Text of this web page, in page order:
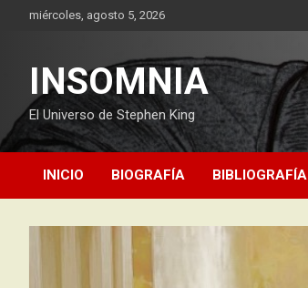
miércoles, agosto 5, 2026
INSOMNIA
El Universo de Stephen King
INICIO BIOGRAFÍA BIBLIOGRAFÍA